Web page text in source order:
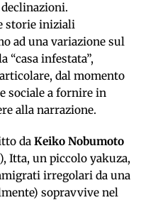
storie iniziali
ad una variazione sul
“casa infestata”,
dal momento
sociale a fornire in
alla narrazione.
da Keiko Nobumoto
), Itta, un piccolo yakuza,
irregolari da una
sopravvive nel